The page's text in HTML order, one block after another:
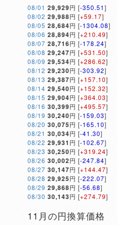
08/01 29,929円 [-350.51]
08/02 29,988円 [+59.17]
08/05 28,684円 [-1304.08]
08/06 28,894円 [+210.49]
08/07 28,716円 [-178.24]
08/08 29,247円 [+531.50]
08/09 29,534円 [+286.62]
08/12 29,230円 [-303.92]
08/13 29,387円 [+157.10]
08/14 29,540円 [+152.32]
08/15 29,904円 [+364.03]
08/16 30,399円 [+495.57]
08/19 30,240円 [-159.03]
08/20 30,075円 [-165.10]
08/21 30,034円 [-41.30]
08/22 29,931 円 [-102.67]
08/23 30,250円 [+319.24]
08/26 30,002円 [-247.84]
08/27 30,147円 [+144.47]
08/28 29,925円 [-222.07]
08/29 29,868円 [-56.68]
08/30 30,143円 [+274.79]
11月の円換算価格